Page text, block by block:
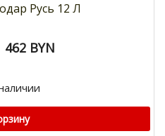
Русь 12 Л
462 BYN